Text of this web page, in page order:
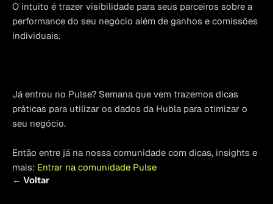
O intuito é trazer visibilidade para seus parceiros sobre a
performance do seu negócio além de ganhos e comissões
individuais.
Já entrou no Pulse? Semana que vem trazemos dicas
práticas para utilizar os dados da Hubla para otimizar o
seu negócio.
Então entre já na nossa comunidade com dicas, insights e
mais: Entrar na comunidade Pulse
← Voltar